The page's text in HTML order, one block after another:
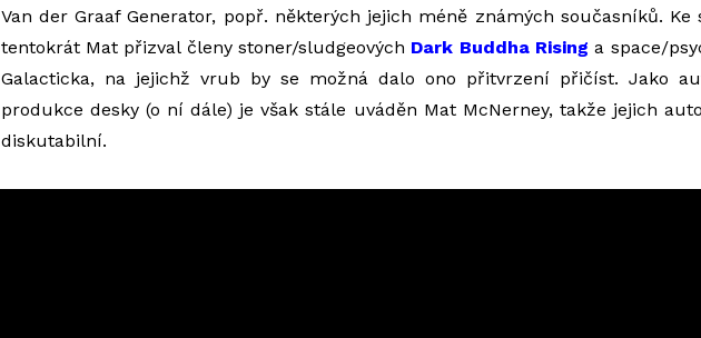
Van der Graaf Generator, popř. některých jejich méně známých současníků. Ke
tentokrát Mat přizval členy stoner/sludgeových Dark Buddha Rising a space/
Galacticka, na jejichž vrub by se možná dalo ono přitvrzení přičíst. Jako
produkce desky (o ní dále) je však stále uváděn Mat McNerney, takže jejich
diskutabilní.